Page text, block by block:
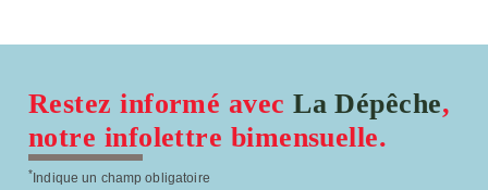
Restez informé avecLa Dépêche,
notre infolettre bimensuelle.
* Indique un champ obligatoire